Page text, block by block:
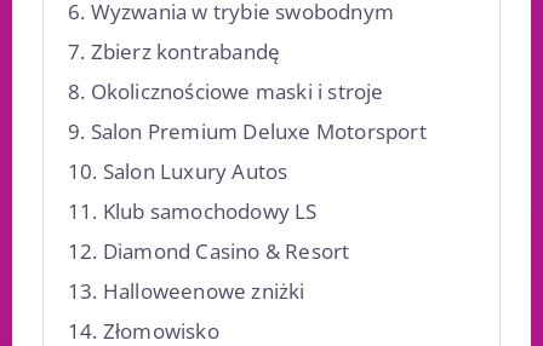
Wyzwania w trybie swobodnym
Zbierz kontrabandę
Okolicznościowe maski i stroje
Salon Premium Deluxe Motorsport
Salon Luxury Autos
Klub samochodowy LS
Diamond Casino & Resort
Halloweenowe zniżki
Złomowisko